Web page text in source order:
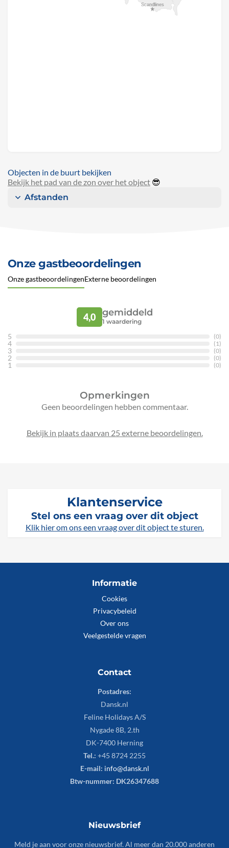
Objecten in de buurt bekijken
Bekijk het pad van de zon over het object 😎
Afstanden
Onze gastbeoordelingen
Onze gastbeoordelingenExterne beoordelingen
4,0 gemiddeld
1 waardering
5 (0)
4 (1)
3 (0)
2 (0)
1 (0)
Opmerkingen
Geen beoordelingen hebben commentaar.
Bekijk in plaats daarvan 25 externe beoordelingen.
Klantenservice
Stel ons een vraag over dit object
Klik hier om ons een vraag over dit object te sturen.
Informatie
Cookies
Privacybeleid
Over ons
Veelgestelde vragen
Contact
Postadres:
Dansk.nl
Feline Holidays A/S
Nygade 8B, 2.th
DK-7400 Herning
Tel.: +45 8724 2255
E-mail: info@dansk.nl
Btw-nummer: DK26347688
Nieuwsbrief
Meld je aan voor onze nieuwsbrief. Al meer dan 20.000 anderen